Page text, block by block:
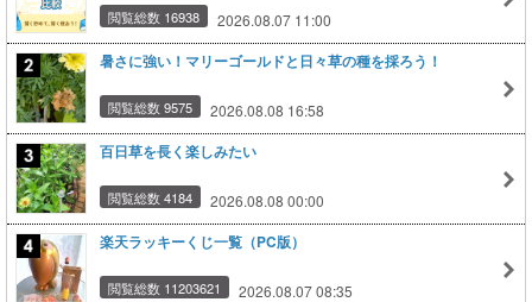
閲覧総数 16938 2026.08.07 11:00
暑さに強い！マリーゴールドと日々草の種を採ろう！
閲覧総数 9575 2026.08.08 16:58
百日草を長く楽しみたい
閲覧総数 4184 2026.08.08 00:00
楽天ラッキーくじ一覧（PC版）
閲覧総数 11203621 2026.08.07 08:35